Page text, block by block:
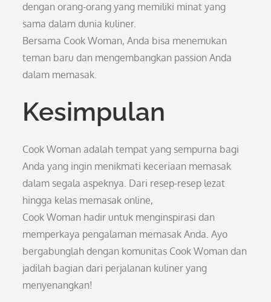
dengan orang-orang yang memiliki minat yang
sama dalam dunia kuliner.
Bersama Cook Woman, Anda bisa menemukan
teman baru dan mengembangkan passion Anda
dalam memasak.
Kesimpulan
Cook Woman adalah tempat yang sempurna bagi
Anda yang ingin menikmati keceriaan memasak
dalam segala aspeknya. Dari resep-resep lezat
hingga kelas memasak online,
Cook Woman hadir untuk menginspirasi dan
memperkaya pengalaman memasak Anda. Ayo
bergabunglah dengan komunitas Cook Woman dan
jadilah bagian dari perjalanan kuliner yang
menyenangkan!